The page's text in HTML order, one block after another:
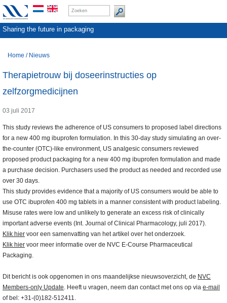
Sharing the future in packaging
Home / Nieuws
Therapietrouw bij doseerinstructies op
zelfzorgmedicijnen
03 juli 2017
This study reviews the adherence of US consumers to proposed label directions
for a new 400 mg ibuprofen formulation. In this 30-day study simulating an over-
the-counter (OTC)-like environment, US analgesic consumers reviewed
proposed product packaging for a new 400 mg ibuprofen formulation and made
a purchase decision. Purchasers used the product as needed and recorded use
over 30 days.
This study provides evidence that a majority of US consumers would be able to
use OTC ibuprofen 400 mg tablets in a manner consistent with product labeling.
Misuse rates were low and unlikely to generate an excess risk of clinically
important adverse events (Int. Journal of Clinical Pharmacology, juli 2017).
Klik hier voor een samenvatting van het artikel over het onderzoek.
Klik hier voor meer informatie over de NVC E-Course Pharmaceutical
Packaging.
Dit bericht is ook opgenomen in ons maandelijkse nieuwsoverzicht, de NVC
Members-only Update. Heeft u vragen, neem dan contact met ons op via e-mail
of bel: +31-(0)182-512411.